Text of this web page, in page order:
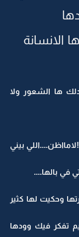
الانسانة
ها الشعور ولا
بيني
في بالها....
وحكيت لها كثير
تفكر فيك وودها